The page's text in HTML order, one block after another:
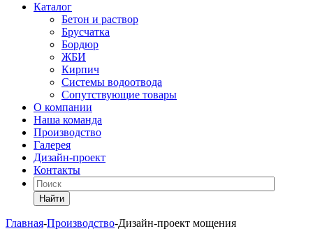
Каталог
Бетон и раствор
Брусчатка
Бордюр
ЖБИ
Кирпич
Системы водоотвода
Сопутствующие товары
О компании
Наша команда
Производство
Галерея
Дизайн-проект
Контакты
Найти
Главная-Производство-Дизайн-проект мощения